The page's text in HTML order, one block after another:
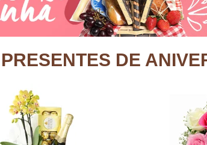
PRESENTES DE